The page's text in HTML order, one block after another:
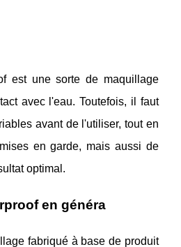
est une sorte de maquillage
avec l'eau. Toutefois, il faut
avant de l'utiliser, tout en
en garde, mais aussi de
optimal.
en généra
fabriqué à base de produit